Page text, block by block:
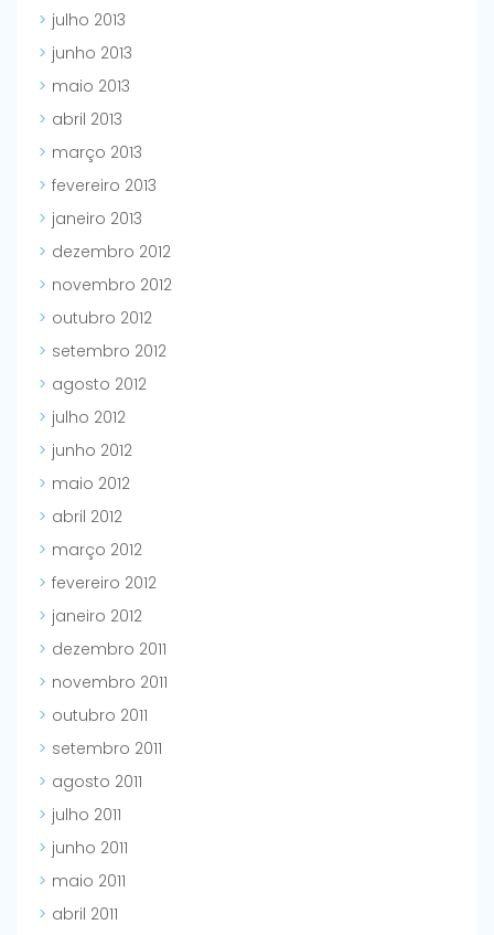
julho 2013
junho 2013
maio 2013
abril 2013
março 2013
fevereiro 2013
janeiro 2013
dezembro 2012
novembro 2012
outubro 2012
setembro 2012
agosto 2012
julho 2012
junho 2012
maio 2012
abril 2012
março 2012
fevereiro 2012
janeiro 2012
dezembro 2011
novembro 2011
outubro 2011
setembro 2011
agosto 2011
julho 2011
junho 2011
maio 2011
abril 2011